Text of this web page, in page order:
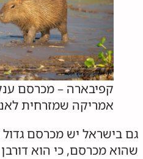
קפיבארה – מכרסם
אמריקה שמזרחית
גם בישראל יש מכרסם
שהוא מכרסם, כי הוא דורבן